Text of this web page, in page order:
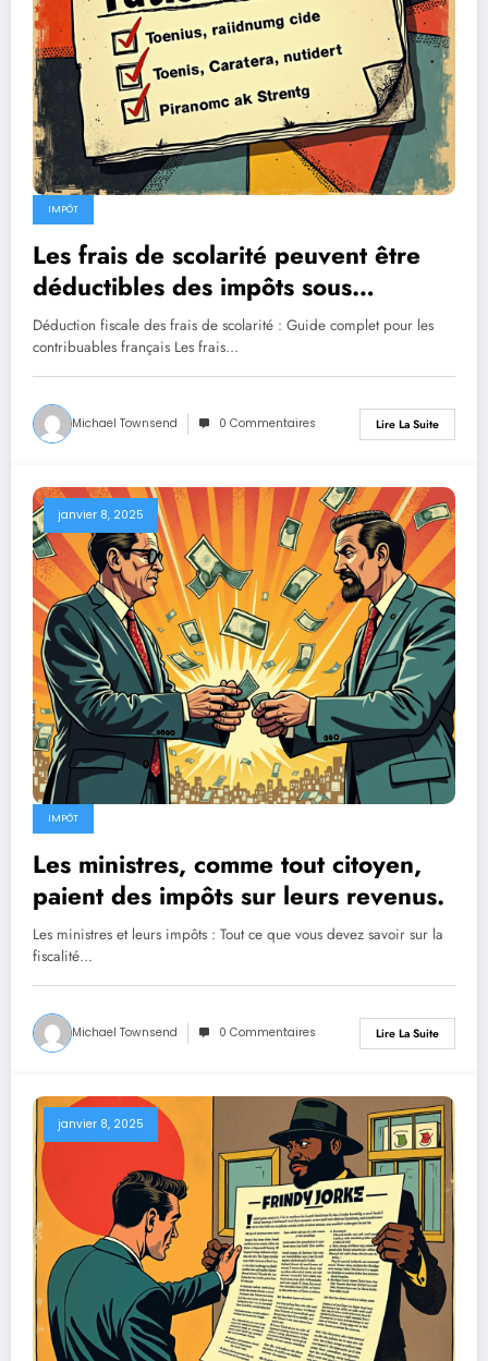
IMPÔT
Les frais de scolarité peuvent être
déductibles des impôts sous
certaines conditions spécifiques.
Déduction fiscale des frais de scolarité : Guide complet pour les
contribuables français Les frais…
Michael Townsend 0 Commentaires Lire La Suite
janvier 8, 2025
IMPÔT
Les ministres, comme tout citoyen,
paient des impôts sur leurs revenus.
Les ministres et leurs impôts : Tout ce que vous devez savoir sur la
fiscalité…
Michael Townsend 0 Commentaires Lire La Suite
janvier 8, 2025